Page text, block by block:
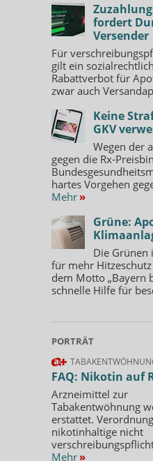
fordert
Versender
Für
gilt ein
Rabattverbot für
zwar auch
Keine
GKV
Wegen der
gegen die Rx-
hartes Vorgehen
Mehr »
Grüne:
Die Grünen
für mehr
dem Motto „Bayern
schnelle Hilfe für
PORTRÄT
FAQ: Nikotin auf
Arzneimittel zur
Tabakentwöhnung
erstattet.
nikotinhaltige nicht
Mehr »